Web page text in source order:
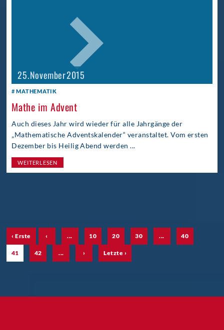
25. November 2015
MATHEMATIK
Mathe im Advent
Auch dieses Jahr wird wieder für alle Jahrgänge der
„Mathematische Adventskalender“ veranstaltet. Vom ersten
Dezember bis Heilig Abend werden ...
WEITERLESEN
‹ Erste ‹ ... 10 20 30 ... 40
41 42 ... › Letzte ›